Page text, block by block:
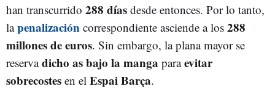
han transcurrido 288 días desde entonces. Por lo tanto,
lapenalización correspondiente asciende a los 288
millones de euros. Sin embargo, la plana mayor se
reservadicho as bajo la manga paraevitar
sobrecostes en el Espai Barça.